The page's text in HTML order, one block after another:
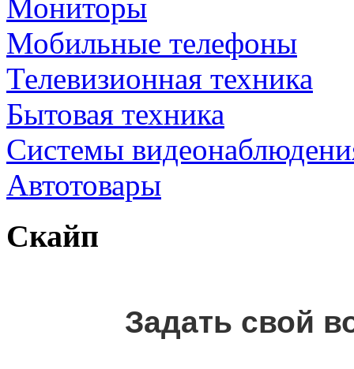
Мониторы
Мобильные телефоны
Телевизионная техника
Бытовая техника
Cистемы
Автотовары
Скайп
Задать свой